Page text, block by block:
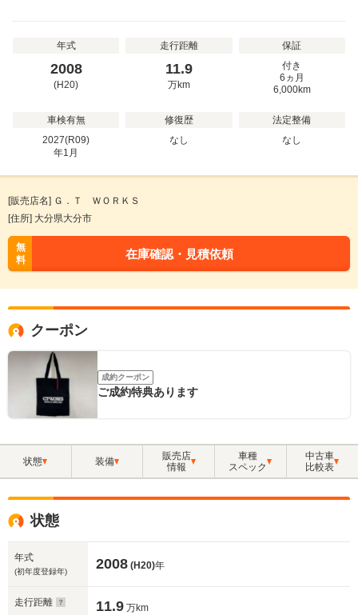
年式
2008
(H20)
走行距離
11.9
万km
保証
付き
6ヵ月
6,000km
車検有無
2027(R09)
年1 月
修復歴
なし
法定整備
なし
[販売店名] Ｇ．Ｔ ＷＯＲＫＳ
[住所] 大分県大分市
無
料
在庫確認・見積依頼
クーポン
成約クーポン
ご成約特典あります
状態 装備
販売店
情報
車種
スペック
中古車
比較表
状態
年式
(初年度登録年) 2008 (H20)年
走行距離 11.9 万km